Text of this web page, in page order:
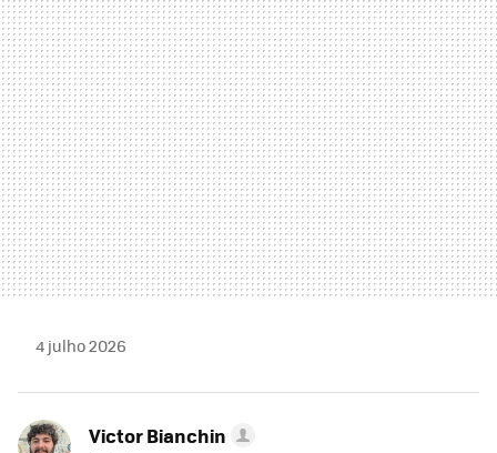
MAIL
4 julho 2026
Victor Bianchin